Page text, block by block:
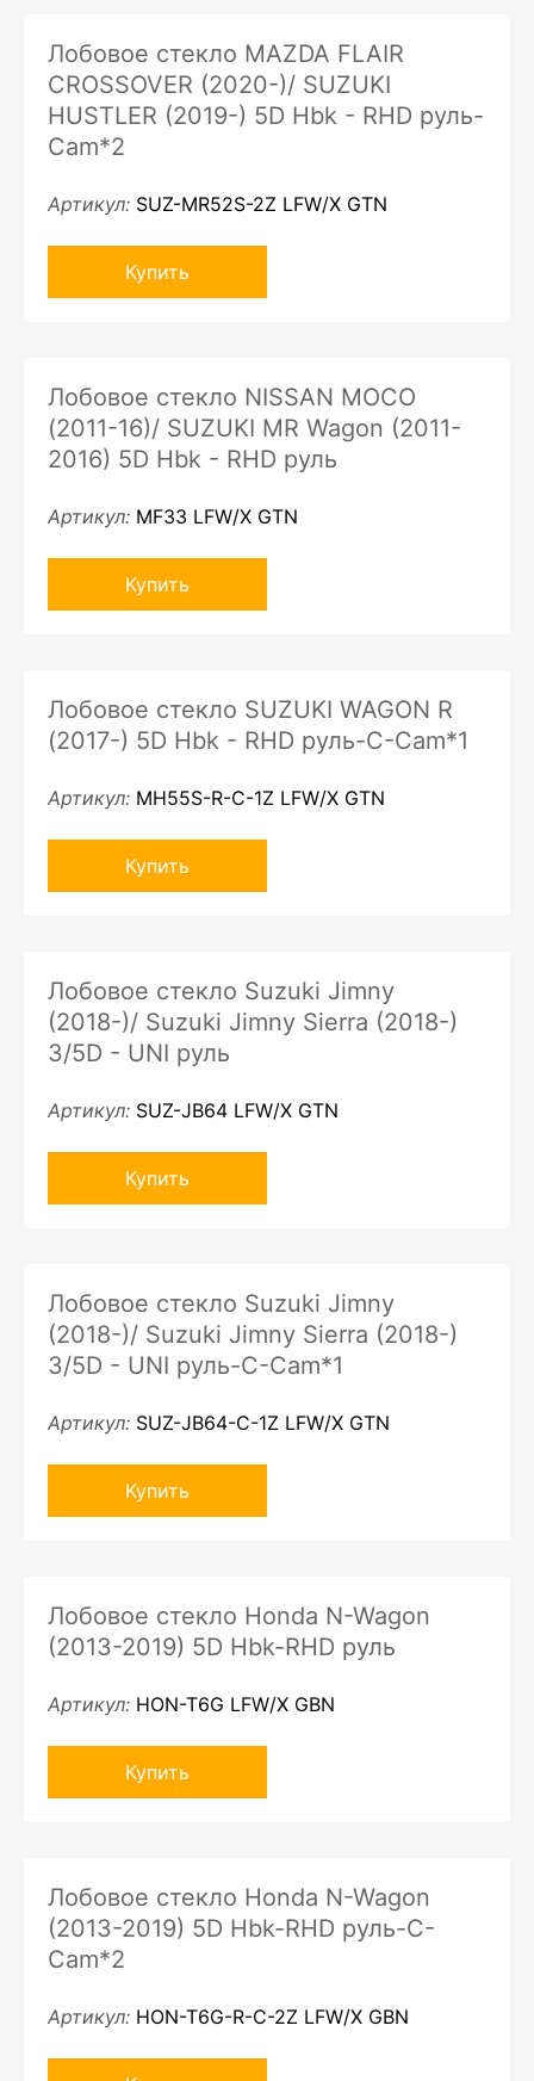
Лобовое стекло MAZDA FLAIR
CROSSOVER (2020-)/ SUZUKI
HUSTLER (2019-) 5D Hbk - RHD руль-
Cam*2
Артикул: SUZ-MR52S-2Z LFW/X GTN
Купить
Лобовое стекло NISSAN MOCO
(2011-16)/ SUZUKI MR Wagon (2011-
2016) 5D Hbk - RHD руль
Артикул: MF33 LFW/X GTN
Купить
Лобовое стекло SUZUKI WAGON R
(2017-) 5D Hbk - RHD руль-C-Cam*1
Артикул: MH55S-R-C-1Z LFW/X GTN
Купить
Лобовое стекло Suzuki Jimny
(2018-)/ Suzuki Jimny Sierra (2018-)
3/5D - UNI руль
Артикул: SUZ-JB64 LFW/X GTN
Купить
Лобовое стекло Suzuki Jimny
(2018-)/ Suzuki Jimny Sierra (2018-)
3/5D - UNI руль-C-Cam*1
Артикул: SUZ-JB64-C-1Z LFW/X GTN
Купить
Лобовое стекло Honda N-Wagon
(2013-2019) 5D Hbk-RHD руль
Артикул: HON-T6G LFW/X GBN
Купить
Лобовое стекло Honda N-Wagon
(2013-2019) 5D Hbk-RHD руль-C-
Cam*2
Артикул: HON-T6G-R-C-2Z LFW/X GBN